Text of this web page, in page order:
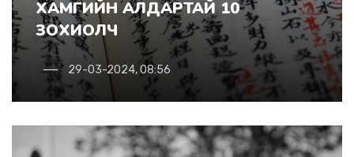
ХАМГИЙН АЛДАРТАЙ 10
ЗОХИОЛЧ
29-03-2024, 08:56